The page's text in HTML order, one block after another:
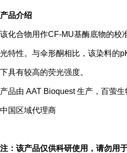
产品介绍
该化合物用作CF-MU基酶底物的校
光特性。与伞形酮相比，该染料的
下具有较高的荧光强度。
产品由 AAT Bioquest 生产，百萤
中国区域代理商
注：该产品仅供科研使用，请勿用